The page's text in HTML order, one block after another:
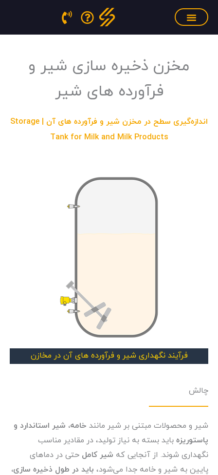
رفتن
مخزن ذخیره سازی شیر و
فرآورده های شیر
اندازه‌گیری سطح در مخزن شیر و فرآورده های آن | Storage
Tank for Milk and Milk Products
چالش
شیر و محصولات مبتنی بر شیر مانند خامه، شیر استاندارد و
پاستوریزه باید بسته به نیاز تولید، در مقادیر مناسب
نگهداری شوند. از آنجایی که شیر کامل حتی در دماهای
پایین به شیر و خامه جدا می‌شود، باید در طول ذخیره سازی،
فرآیند نگهداری شیر و فرآورده های آن در مخازن